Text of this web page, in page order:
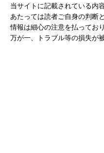
当サイトに記載されている内
あたっては読者ご自身の判断
情報は細心の注意を払ってお
万が一、トラブル等の損失が